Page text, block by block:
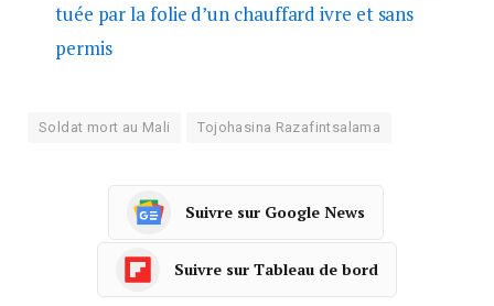
tuée par la folie d’un chauffard ivre et sans
permis
Soldat mort au Mali Tojohasina Razafintsalama
Suivre sur Google News
Suivre sur Tableau de bord